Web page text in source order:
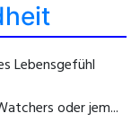
Lebensgefühl
oder jem...